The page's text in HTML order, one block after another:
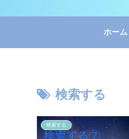
ホーム
検索する
検索する